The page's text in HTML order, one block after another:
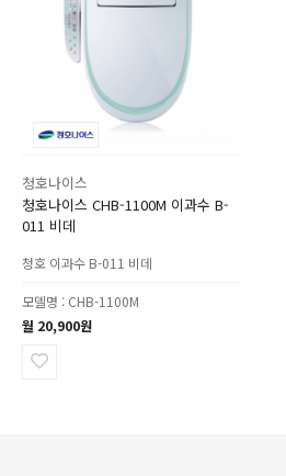
청호나이스
청호나이스 CHB-1100M 이과수 B-
011 비데
청호 이과수 B-011 비데
모델명 : CHB-1100M
월 20,900원